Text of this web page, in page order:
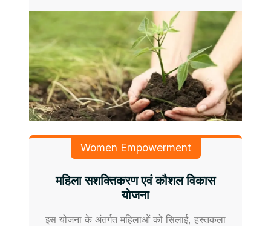
Women Empowerment
महिला सशक्तिकरण एवं कौशल विकास
योजना
इस योजना के अंतर्गत महिलाओं को सिलाई, हस्तकला